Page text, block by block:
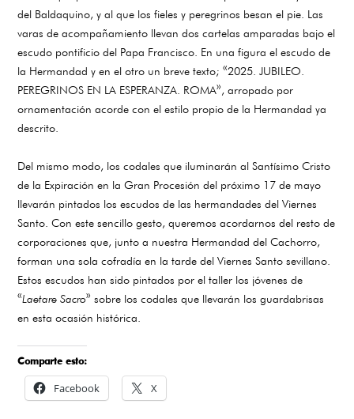
del Baldaquino, y al que los fieles y peregrinos besan el pie. Las
varas de acompañamiento llevan dos cartelas amparadas bajo el
escudo pontificio del Papa Francisco. En una figura el escudo de
la Hermandad y en el otro un breve texto; «2025. JUBILEO.
PEREGRINOS EN LA ESPERANZA. ROMA», arropado por
ornamentación acorde con el estilo propio de la Hermandad ya
descrito.
Del mismo modo, los codales que iluminarán al Santísimo Cristo
de la Expiración en la Gran Procesión del próximo 17 de mayo
llevarán pintados los escudos de las hermandades del Viernes
Santo. Con este sencillo gesto, queremos acordarnos del resto de
corporaciones que, junto a nuestra Hermandad del Cachorro,
forman una sola cofradía en la tarde del Viernes Santo sevillano.
Estos escudos han sido pintados por el taller los jóvenes de
«Laetare Sacro» sobre los codales que llevarán los guardabrisas
en esta ocasión histórica.
Comparte esto:
Facebook X